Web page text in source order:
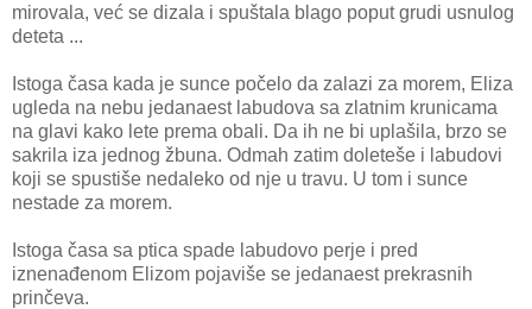
mirovala, već se dizala i spuštala blago poput grudi usnulog
deteta ...
Istoga časa kada je sunce počelo da zalazi za morem, Eliza
ugleda na nebu jedanaest labudova sa zlatnim krunicama
na glavi kako lete prema obali. Da ih ne bi uplašila, brzo se
sakrila iza jednog žbuna. Odmah zatim doleteše i labudovi
koji se spustiše nedaleko od nje u travu. U tom i sunce
nestade za morem.
Istoga časa sa ptica spade labudovo perje i pred
iznenađenom Elizom pojaviše se jedanaest prekrasnih
prinčeva.